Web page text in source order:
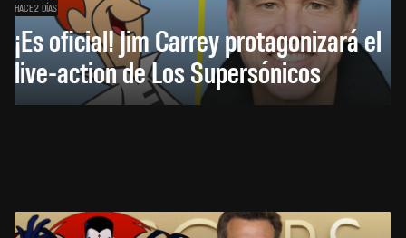
HACE 2 DÍAS
¡Es oficial! Jim Carrey protagonizará el
live-action de Los Supersónicos